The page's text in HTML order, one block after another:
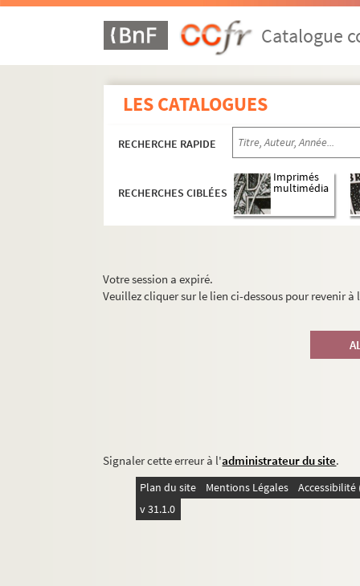
Catalogue
LES CATALOGUES
RECHERCHE RAPIDE
RECHERCHES CIBLÉES
Imprimés
multimédia
Votre session a expiré.
Veuillez cliquer sur le lien ci-dessous pour revenir
Signaler cette erreur à l'administrateur du site.
Plan du site Mentions Légales
v 31.1.0